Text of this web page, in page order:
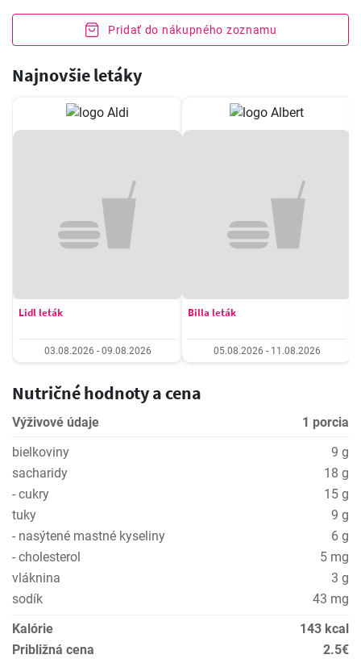
Pridať do nákupného zoznamu
Najnovšie letáky
Lidl leták
03.08.2026 - 09.08.2026
Billa leták
05.08.2026 - 11.08.2026
Nutričné hodnoty a cena
Výživové údaje
1 porcia
bielkoviny
9 g
sacharidy
18 g
- cukry
15 g
tuky
9 g
- nasýtené mastné kyseliny
6 g
- cholesterol
5 mg
vláknina
3 g
sodík
43 mg
Kalórie
143 kcal
Približná cena
2.5€